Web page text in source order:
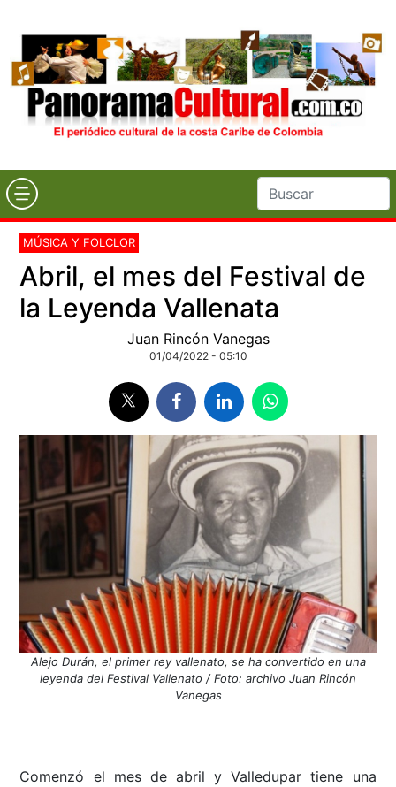
MÚSICA Y FOLCLOR
Abril, el mes del Festival de
la Leyenda Vallenata
Juan Rincón Vanegas
01/04/2022 - 05:10
Alejo Durán, el primer rey vallenato, se ha convertido en una
leyenda del Festival Vallenato / Foto: archivo Juan Rincón
Vanegas
Comenzó el mes de abril y Valledupar tiene una